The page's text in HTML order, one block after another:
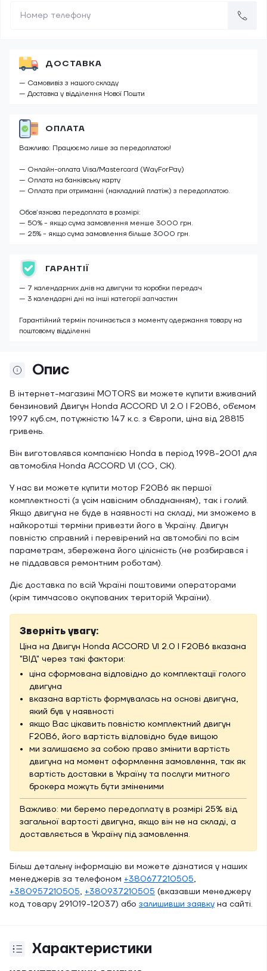
Опис
В інтернет-магазині MOTORS ви можете купити вживаний
бензиновий Двигун Honda ACCORD VI 2.0 I F20B6, об'ємом
1997 куб.см, потужністю 147 к.с. з Європи, ціна від 28815
гривень.
Він виготовлявся компанією Honda в період 1998-2001 для
автомобіля Honda ACCORD VI (CG, CK).
У нас ви можете купити мотор F20B6 як першої
комплектності (з усім навісним обладнанням), так і голий.
Якщо двигуна не буде в наявності на складі, ми зможемо в
найкоротші терміни привезти його в Україну. Двигун
повністю справний і перевірений на автомобілі по всім
параметрам, збережена його цілісність (не розбирався і
не піддавався ремонтним роботам).
Діє доставка по всій Україні поштовими операторами
(крім тимчасово окупованих територій України).
Зверніть увагу:
Ціна на Двигун Honda ACCORD VI 2.0 I F20B6 вказана
"ВІД" через такі фактори:
ціна сформована відповідно до комплектації голого
двигуна
вказана вартість формувалась на основі двигуна,
який був у наявності
якщо Вас цікавить повністю комплектний двигун
F20B6, його вартість відповідно буде вищою
ми залишаємо за собою право змінити вартість
двигуна на момент оформлення замовлення, так як
вартість доставки в Україну та послуги митного
брокера можуть бути зміненими
Важливо: ми беремо передоплату в розмірі 25% від
загальної вартості двигуна, якщо він не на складі, а
доставляється в Україну під замовлення.
Більш детальну інформацію ви можете дізнатися у наших
менеджерів за телефоном +380677210505,
+380957210505, +380937210505 (вказавши менеджеру
код товару 291019-12037) або залишивши заявку на сайті.
Характеристики
ДОСТАВКА
— Самовивіз з нашого складу
— Доставка у відділення Нової Пошти
ОПЛАТА
Важливо: Працюємо лише за передоплатою!
— Онлайн-оплата Visa/Mastercard (WayForPay)
— Оплата на банківську карту
— Оплата при отриманні (накладний платіж) з передоплатою.
Обов’язкова передоплата в розмірі:
— 50% - якщо сума замовлення менше 3000 грн.
— 25% - якщо сума замовлення більше 3000 грн.
ГАРАНТІЇ
— 7 календарних днів на двигуни та коробки передач
— 3 календарні дні на інші категорії запчастин
Гарантійний термін починається з моменту одержання товару на
поштовому відділенні